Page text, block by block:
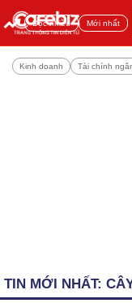
Đọc nhiều Mới nhất
Kinh doanh Tài chính
TIN MỚI NHẤT: